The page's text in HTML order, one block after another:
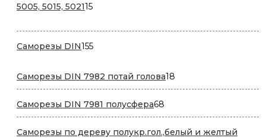
5005, 5015, 50211515
Саморезы DIN155155
Саморезы DIN 7982 потай голова18
товаров
Саморезы DIN 7981 полусфера68
товаров
Саморезы по дереву полукр.гол.,белый и желтый